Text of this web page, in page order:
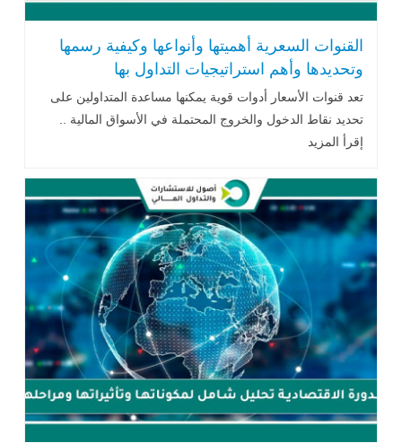
القنوات السعرية أهميتها وأنواعها وكيفية رسمها
وتحديدها وأهم استراتيجيات التداول بها
تعد قنوات الأسعار أدوات قوية يمكنها مساعدة المتداولين على
تحديد نقاط الدخول والخروج المحتملة في الأسواق المالية ..
إقرأ المزيد